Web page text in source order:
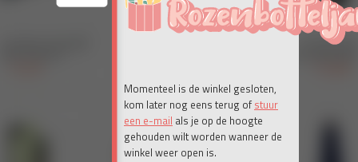
Momenteel is de winkel gesloten,
kom later nog eens terug of stuur
een e-mail als je op de hoogte
gehouden wilt worden wanneer de
winkel weer open is.